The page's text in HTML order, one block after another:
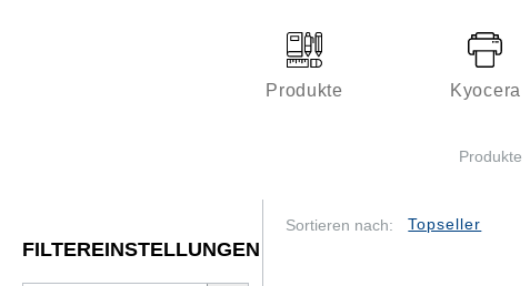
Produkte Kyocera
Büroeinrichtung
Kleben & Versenden
Schreiben & Korrigieren
Produkte
FILTEREINSTELLUNGEN
Sortieren nach: